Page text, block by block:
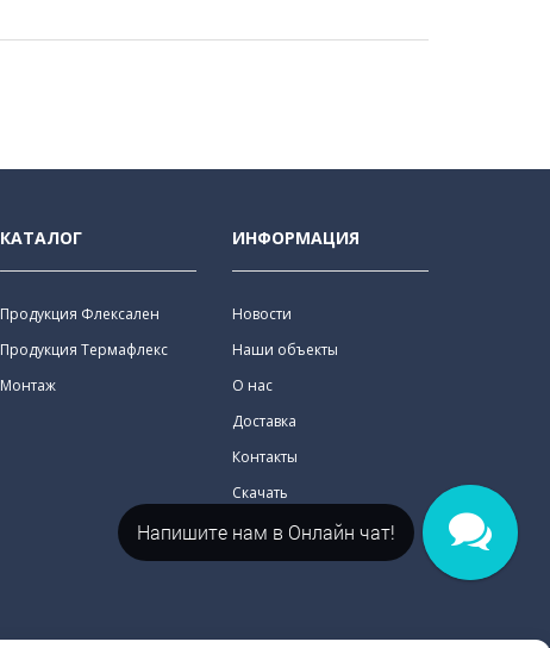
КАТАЛОГ
Продукция Флексален
Продукция Термафлекс
Монтаж
ИНФОРМАЦИЯ
Новости
Наши объекты
О нас
Доставка
Контакты
Скачать
Напишите нам в Онлайн чат!